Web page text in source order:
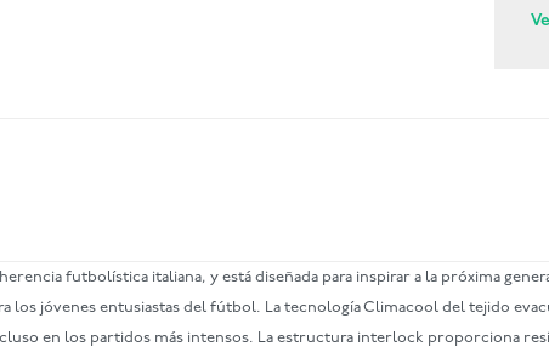
futbolística italiana, y está diseñada para inspirar a la próxima
los jóvenes entusiastas del fútbol. La tecnología Climacool del tejido
en los partidos más intensos. La estructura interlock proporciona